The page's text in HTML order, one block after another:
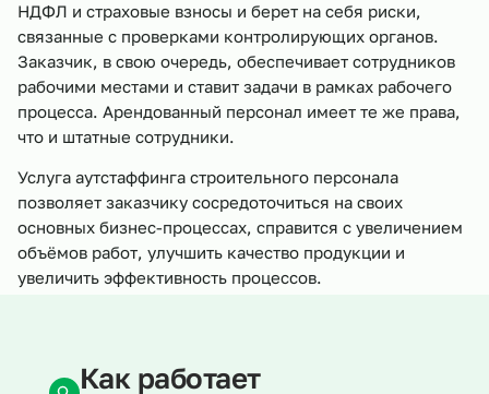
НДФЛ и страховые взносы и берет на себя риски,
связанные с проверками контролирующих органов.
Заказчик, в свою очередь, обеспечивает сотрудников
рабочими местами и ставит задачи в рамках рабочего
процесса. Арендованный персонал имеет те же права,
что и штатные сотрудники.
Услуга аутстаффинга строительного персонала
позволяет заказчику сосредоточиться на своих
основных бизнес-процессах, справится с увеличением
объёмов работ, улучшить качество продукции и
увеличить эффективность процессов.
Как работает